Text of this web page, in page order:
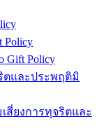
Policy
Policy
ตและประพฤติมิ
สี่ยงการทุจริตและ